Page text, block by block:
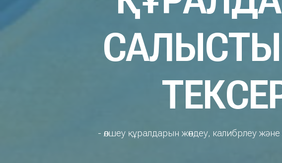
- өлшеу құралдарын жөндеу, калибрлеу